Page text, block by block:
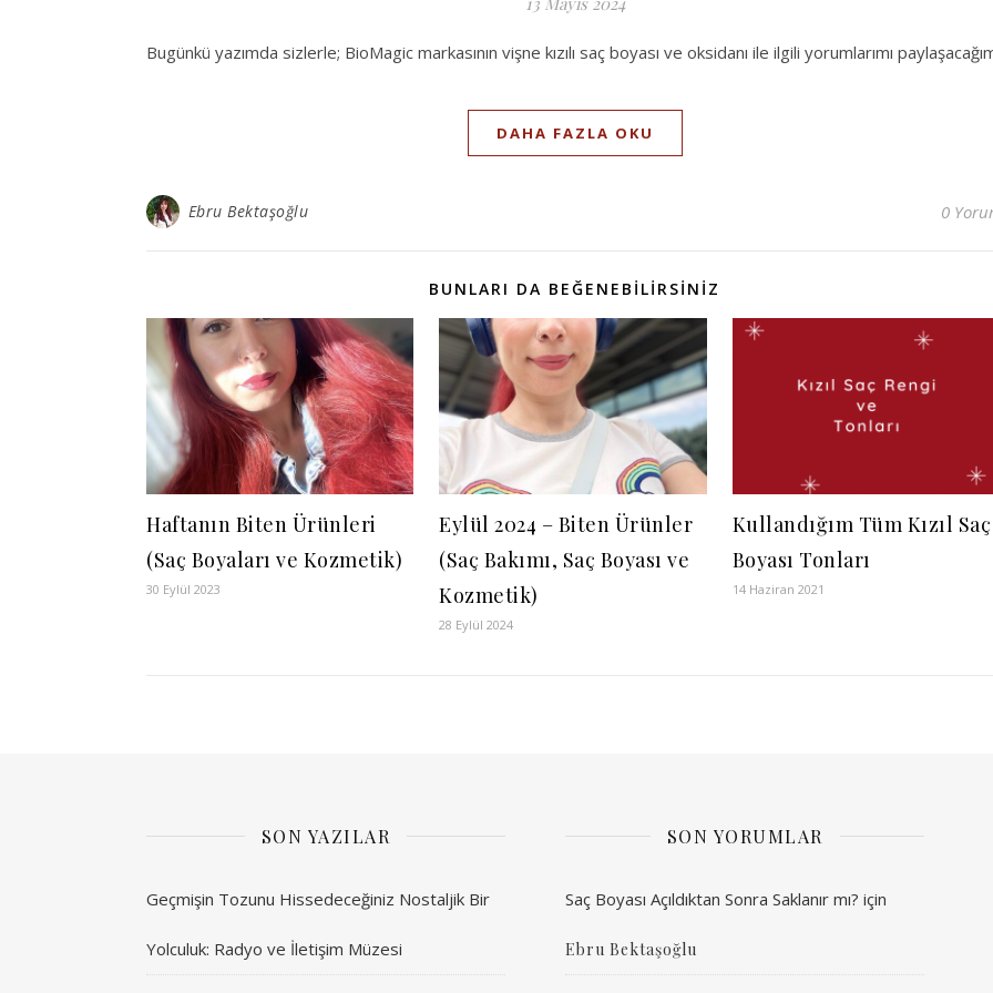
Bugünkü yazımda sizlerle; BioMagic markasının vişne kızılı saç boyası ve oksidanı ile ilgili yorumlarımı
DAHA FAZLA OKU
Ebru Bektaşoğlu 0
BUNLARI DA BEĞENEBILIRSINIZ
Haftanın Biten Ürünleri
(Saç Boyaları ve Kozmetik)
30 Eylül 2023
Eylül 2024 – Biten Ürünler
(Saç Bakımı, Saç Boyası ve
Kozmetik)
28 Eylül 2024
Kullandığım Tüm Kızıl Saç
Boyası Tonları
14 Haziran 2021
SON YAZILAR
Geçmişin Tozunu Hissedeceğiniz Nostaljik Bir
Yolculuk: Radyo ve İletişim Müzesi
SON YORUMLAR
Saç Boyası Açıldıktan Sonra Saklanır mı? için
Ebru Bektaşoğlu